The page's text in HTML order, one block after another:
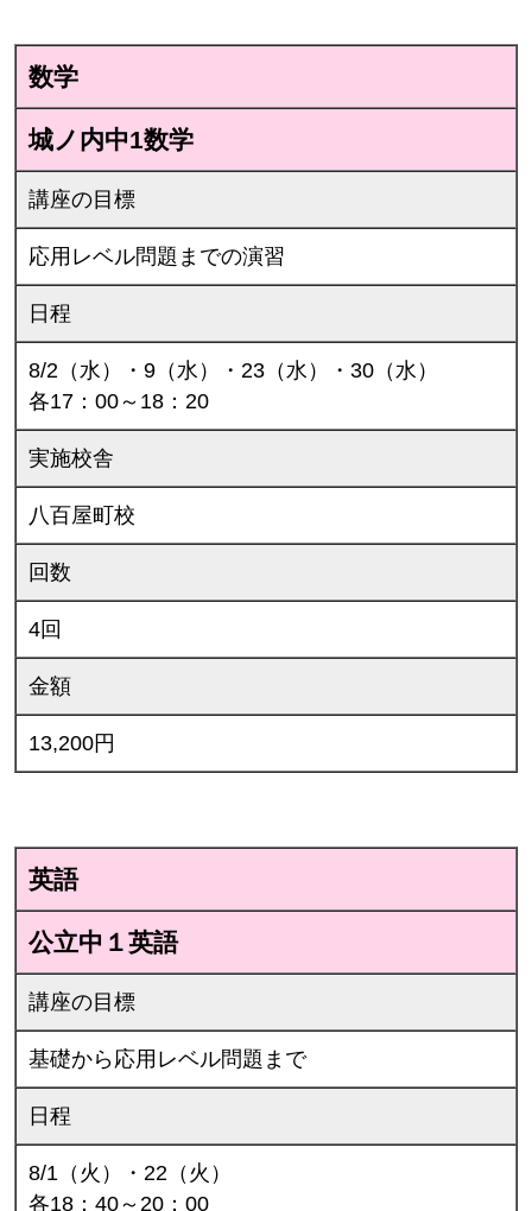
数学
城ノ内中1数学
講座の目標
応用レベル問題までの演習
日程
8/2（水）・9（水）・23（水）・30（水）
各17：00～18：20
実施校舎
八百屋町校
回数
4回
金額
13,200円
英語
公立中１英語
講座の目標
基礎から応用レベル問題まで
日程
8/1（火）・22（火）
各18：40～20：00